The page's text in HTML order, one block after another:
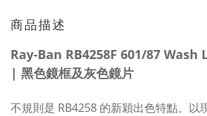
商品描述
Ray-Ban RB4258F 601/87 Wash
| 黑色鏡框及灰色鏡片
不規則是 RB4258 的新穎出色特點。以